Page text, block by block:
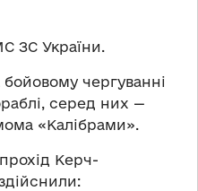
ЗС України.
чергуванні
серед них —
«Калібрами».
Керч-